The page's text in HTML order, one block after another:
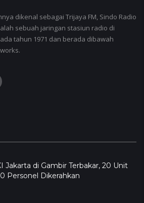
dikenal sebagai Trijaya FM, Sindo Radio
sebuah jaringan stasiun radio di
tahun 1971 dan berada dibawah
Jakarta di Gambir Terbakar, 20 Unit
Personel Dikerahkan